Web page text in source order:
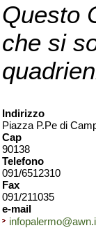
Questo
che si
Indirizzo
Piazza P.Pe di
Cap
90138
Telefono
091/6512310
Fax
091/211035
e-mail